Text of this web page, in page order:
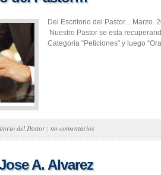
Del Escritorio del Pastor…Marzo.
Nuestro Pastor se esta
Categoria “Peticiones” y luego
del Pastor | no comentarios
A. Alvarez